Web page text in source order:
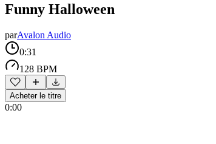
Funny Halloween
parAvalon Audio
0:31
128 BPM
Acheter le titre
0:00